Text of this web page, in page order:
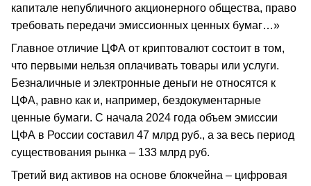
капитале непубличного акционерного общества, право
требовать передачи эмиссионных ценных бумаг…»
Главное отличие ЦФА от криптовалют состоит в том,
что первыми нельзя оплачивать товары или услуги.
Безналичные и электронные деньги не относятся к
ЦФА, равно как и, например, бездокументарные
ценные бумаги. С начала 2024 года объем эмиссии
ЦФА в России составил 47 млрд руб., а за весь период
существования рынка – 133 млрд руб.
Третий вид активов на основе блокчейна – цифровая